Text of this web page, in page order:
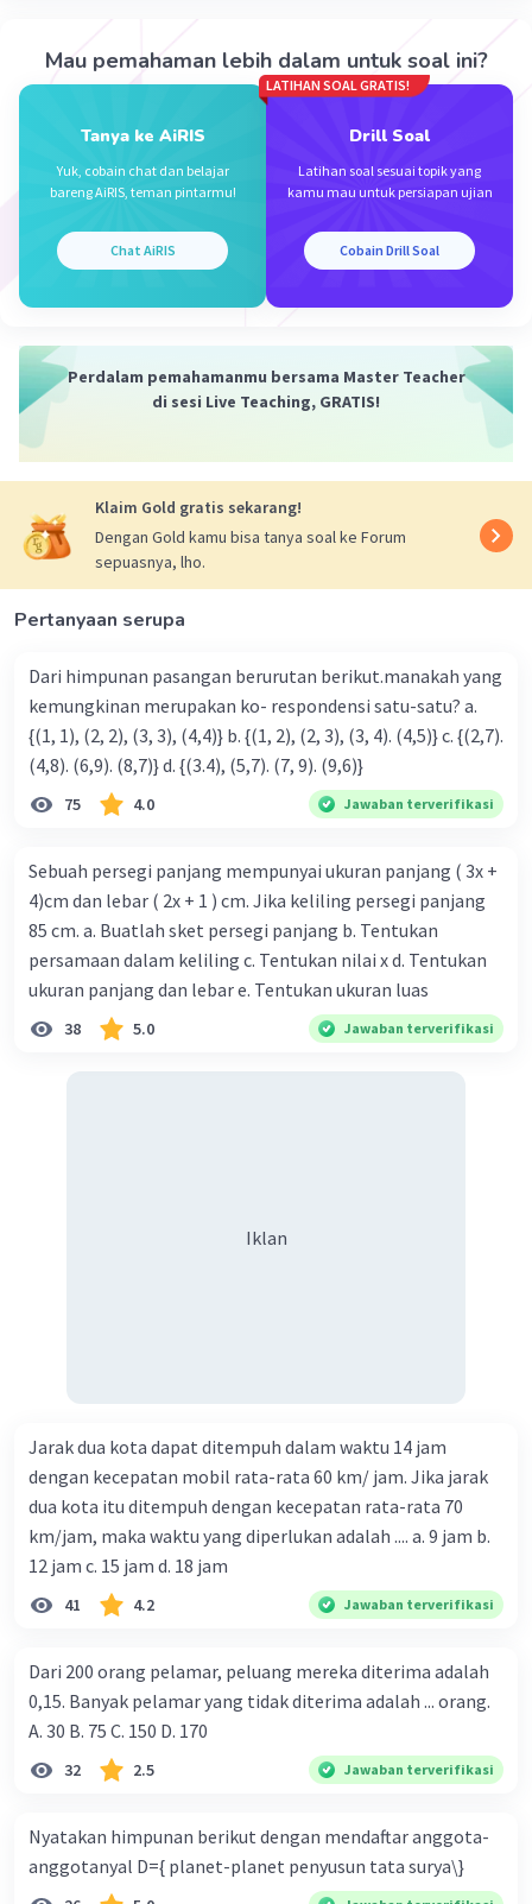
Mau pemahaman lebih dalam untuk soal ini?
Tanya ke AiRIS
Yuk, cobain chat dan belajar
bareng AiRIS, teman pintarmu!
Chat AiRIS
LATIHAN SOAL GRATIS!
Drill Soal
Latihan soal sesuai topik yang
kamu mau untuk persiapan ujian
Cobain Drill Soal
Perdalam pemahamanmu bersama Master Teacher
di sesi Live Teaching, GRATIS!
Klaim Gold gratis sekarang!
Dengan Gold kamu bisa tanya soal ke Forum
sepuasnya, lho.
Pertanyaan serupa
Dari himpunan pasangan berurutan berikut.manakah yang
kemungkinan merupakan ko- respondensi satu-satu? a.
{(1, 1), (2, 2), (3, 3), (4,4)} b. {(1, 2), (2, 3), (3, 4). (4,5)} c. {(2,7).
(4,8). (6,9). (8,7)} d. {(3.4), (5,7). (7, 9). (9,6)}
75 4.0 Jawaban terverifikasi
Sebuah persegi panjang mempunyai ukuran panjang ( 3x +
4)cm dan lebar ( 2x + 1 ) cm. Jika keliling persegi panjang
85 cm. a. Buatlah sket persegi panjang b. Tentukan
persamaan dalam keliling c. Tentukan nilai x d. Tentukan
ukuran panjang dan lebar e. Tentukan ukuran luas
38 5.0 Jawaban terverifikasi
Iklan
Jarak dua kota dapat ditempuh dalam waktu 14 jam
dengan kecepatan mobil rata-rata 60 km/ jam. Jika jarak
dua kota itu ditempuh dengan kecepatan rata-rata 70
km/jam, maka waktu yang diperlukan adalah .... a. 9 jam b.
12 jam c. 15 jam d. 18 jam
41 4.2 Jawaban terverifikasi
Dari 200 orang pelamar, peluang mereka diterima adalah
0,15. Banyak pelamar yang tidak diterima adalah ... orang.
A. 30 B. 75 C. 150 D. 170
32 2.5 Jawaban terverifikasi
Nyatakan himpunan berikut dengan mendaftar anggota-
anggotanyal D={ planet-planet penyusun tata surya\}